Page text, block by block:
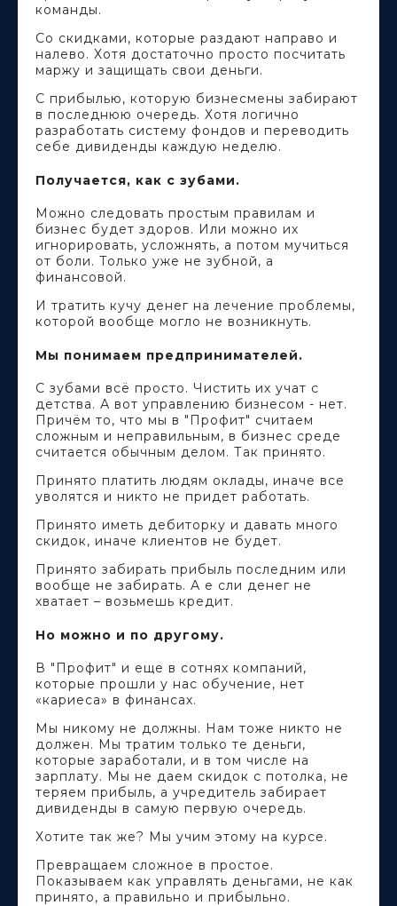
команды.
Со скидками, которые раздают направо и
налево. Хотя достаточно просто посчитать
маржу и защищать свои деньги.
С прибылью, которую бизнесмены забирают
в последнюю очередь. Хотя логично
разработать систему фондов и переводить
себе дивиденды каждую неделю.
Получается, как с зубами.
Можно следовать простым правилам и
бизнес будет здоров. Или можно их
игнорировать, усложнять, а потом мучиться
от боли. Только уже не зубной, а
финансовой.
И тратить кучу денег на лечение проблемы,
которой вообще могло не возникнуть.
Мы понимаем предпринимателей.
С зубами всё просто. Чистить их учат с
детства. А вот управлению бизнесом - нет.
Причём то, что мы в "Профит" считаем
сложным и неправильным, в бизнес среде
считается обычным делом. Так принято.
Принято платить людям оклады, иначе все
уволятся и никто не придет работать.
Принято иметь дебиторку и давать много
скидок, иначе клиентов не будет.
Принято забирать прибыль последним или
вообще не забирать. А е сли денег не
хватает – возьмешь кредит.
Но можно и по другому.
В "Профит" и еще в сотнях компаний,
которые прошли у нас обучение, нет
«кариеса» в финансах.
Мы никому не должны. Нам тоже никто не
должен. Мы тратим только те деньги,
которые заработали, и в том числе на
зарплату. Мы не даем скидок с потолка, не
теряем прибыль, а учредитель забирает
дивиденды в самую первую очередь.
Хотите так же? Мы учим этому на курсе.
Превращаем сложное в простое.
Показываем как управлять деньгами, не как
принято, а правильно и прибыльно.